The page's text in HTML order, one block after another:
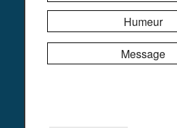
Humeur
Message